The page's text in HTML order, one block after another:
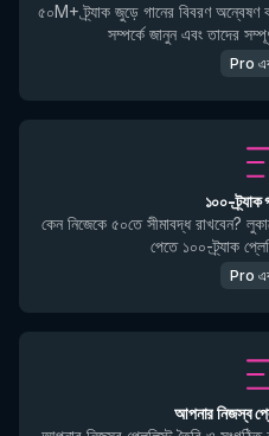
৫০M+ ট্র্যাক জুড়ে গানের বিবরণ
সম্পর্কে জানুন এবং তাদের
Pro
১০০-
কেন নিজেকে ৫০তে সীমাবদ্ধ রাখবেন?
পেতে ১০০-ট্র্যাক
Pro
আপনার নিজস্ব